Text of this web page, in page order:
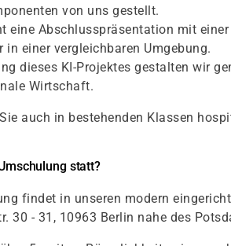
von uns gestellt.
eine Abschlusspräsentation mit
in einer vergleichbaren Umgebung.
dieses KI-Projektes gestalten wir
Wirtschaft.
auch in bestehenden Klassen
statt?
findet in unseren modern
30 - 31, 10963 Berlin nahe des